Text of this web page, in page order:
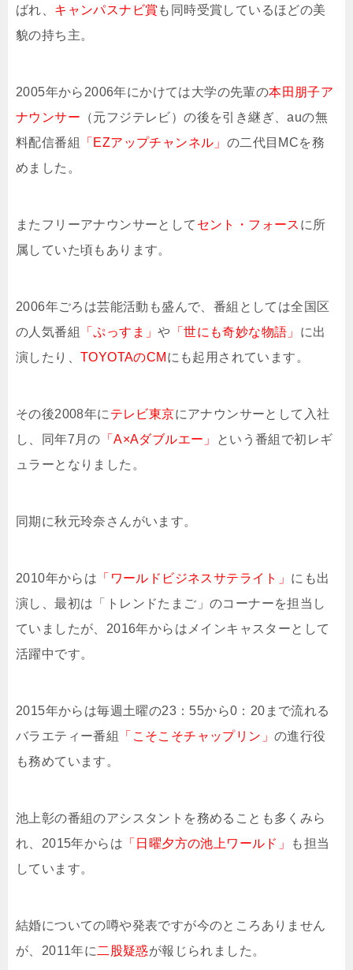
ばれ、 キャンパスナビ賞 も同時受賞しているほどの美
貌の持ち主。
2005年から2006年にかけては大学の先輩の本田朋子ア
ナウンサー （元フジテレビ）の後を引き継ぎ、auの無
料配信番組
「EZアップチャンネル」 の二代目MCを務
めました。
またフリーアナウンサーとして セント・フォース に所
属していた頃もあります。
2006年ごろは芸能活動も盛んで、番組としては全国区
の人気番組
「ぷっすま」や 「世にも奇妙な物語」 に出
演したり、 TOYOTAのCM にも起用されています。
その後2008年に テレビ東京にアナウンサーとして入社
し、同年7月の 「A×Aダブルエー」
という番組で初レギ
ュラーとなりました。
同期に秋元玲奈さんがいます。
2010年からは 「ワールドビジネスサテライト」 にも出
演し、最初は「トレンドたまご」のコーナーを担当し
ていましたが、2016年からはメインキャスターとして
活躍中です。
2015年からは毎週土曜の23：55から0：20まで流れる
バラエティー番組
「こそこそチャップリン」の進行役
も務めています。
池上彰の番組のアシスタントを務めることも多くみら
れ、2015年からは 「日曜夕方の池上ワールド」
も担当
しています。
結婚についての噂や発表ですが今のところありません
が、2011年に 二股疑惑が報じられました。